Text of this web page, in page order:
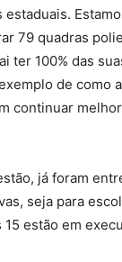
estaduais.
79 quadras
ter 100% das
de como
continuar
já foram
seja para
estão em